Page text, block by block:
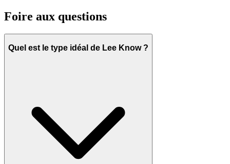
Foire aux questions
Quel est le type idéal de Lee Know ?